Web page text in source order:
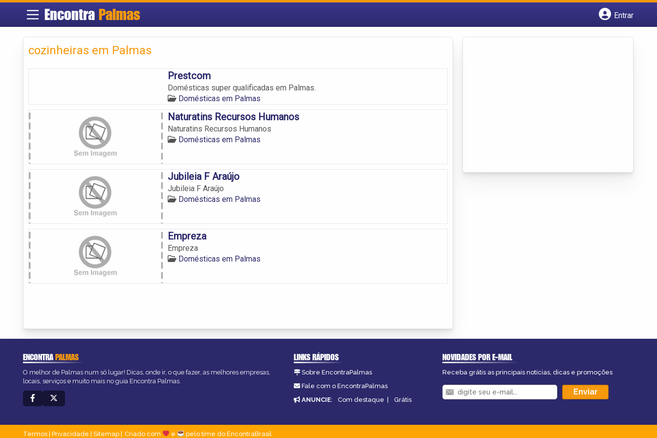
Encontra Palmas
Entrar
cozinheiras em Palmas
Prestcom
Domésticas super qualificadas em Palmas.
Domésticas em Palmas
Naturatins Recursos Humanos
Naturatins Recursos Humanos
Domésticas em Palmas
Jubileia F Araújo
Jubileia F Araújo
Domésticas em Palmas
Empreza
Empreza
Domésticas em Palmas
ENCONTRAPALMAS
O melhor de Palmas num só lugar! Dicas, onde ir, o que fazer, as melhores empresas,
locais, serviços e muito mais no guia Encontra Palmas.
LINKS RÁPIDOS
Sobre EncontraPalmas
Fale com o EncontraPalmas
ANUNCIE: Com destaque | Grátis
NOVIDADES POR E-MAIL
Receba grátis as principais notícias, dicas e promoções
Termos Privacidade Sitemap Criado com e pelo time do EncontraBrasil